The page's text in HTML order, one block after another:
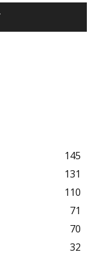
145
131
110
71
70
32